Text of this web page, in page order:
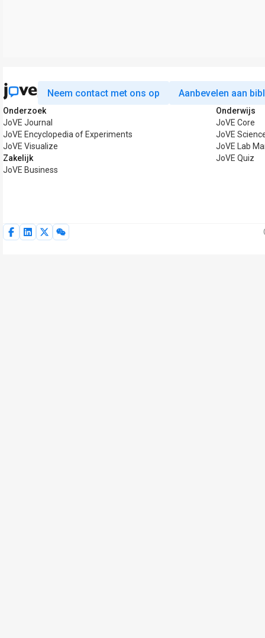
Neem contact met ons op Aanbevelen aan
Onderzoek
JoVE Journal
JoVE Encyclopedia of Experiments
JoVE Visualize
Zakelijk
JoVE Business
Onderwijs
JoVE Core
JoVE
JoVE Lab
JoVE Quiz